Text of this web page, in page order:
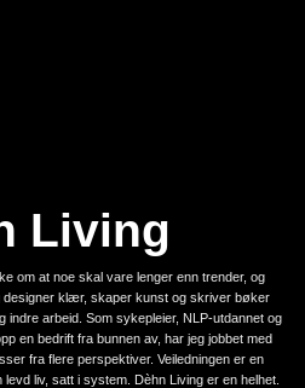
Living
om at noe skal vare lenger enn trender, og
designer klær, skaper kunst og skriver bøker
indre arbeid. Som sykepleier, NLP-utdannet og
en bedrift fra bunnen av, har jeg jobbet med
fra flere perspektiver. Veiledningen er en
liv, satt i system. Dèhn Living er en helhet.